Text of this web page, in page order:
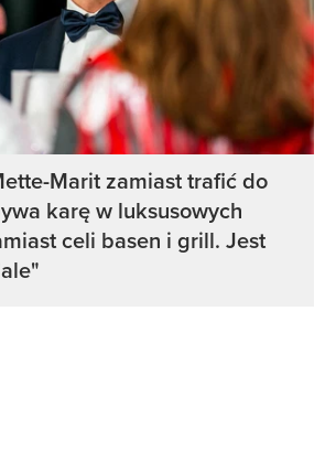
Marit zamiast trafić do
karę w luksusowych
celi basen i grill. Jest